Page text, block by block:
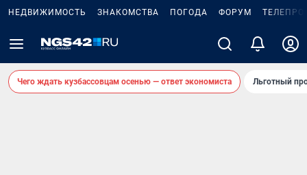
НЕДВИЖИМОСТЬ ЗНАКОМСТВА ПОГОДА ФОРУМ
Чего ждать кузбассовцам осенью — ответ экономиста Льготный